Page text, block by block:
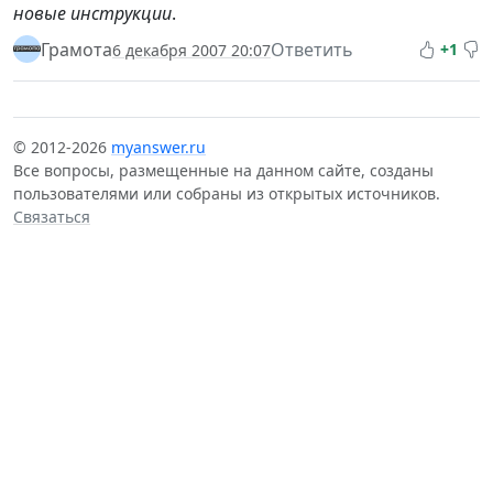
новые инструкции.
Грамота6 декабря 2007 20:07Ответить +1
© 2012-2026 myanswer.ru
Все вопросы, размещенные на данном сайте, созданы
пользователями или собраны из открытых источников.
Связаться